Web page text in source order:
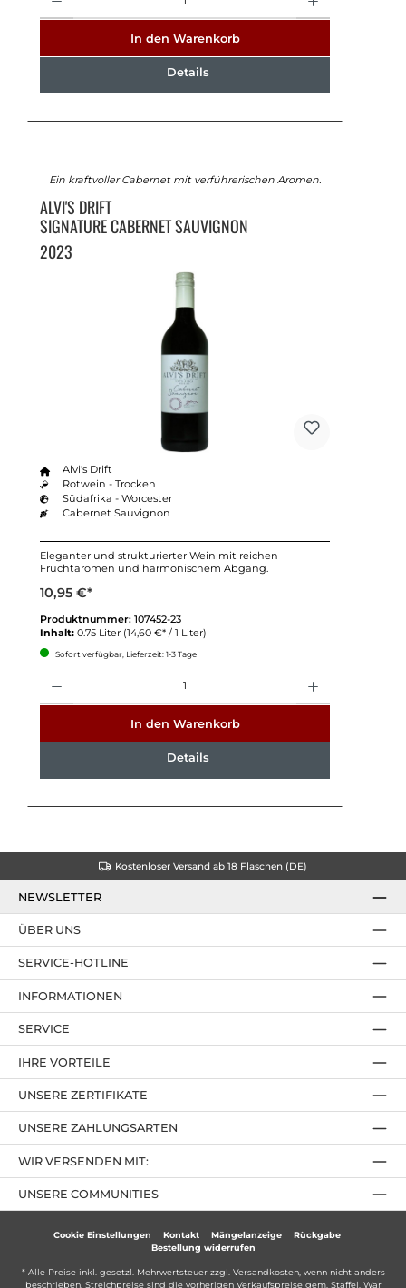
In den Warenkorb
Details
Ein kraftvoller Cabernet mit verführerischen Aromen.
ALVI'S DRIFT
SIGNATURE CABERNET SAUVIGNON
2023
Alvi's Drift
Rotwein - Trocken
Südafrika - Worcester
Cabernet Sauvignon
Eleganter und strukturierter Wein mit reichen
Fruchtaromen und harmonischem Abgang.
10,95 €*
Produktnummer: 107452-23
Inhalt: 0.75 Liter (14,60 €* / 1 Liter)
Sofort verfügbar, Lieferzeit: 1-3 Tage
In den Warenkorb
Details
Kostenloser Versand ab 18 Flaschen (DE)
NEWSLETTER
SERVICE-HOTLINE
IHRE VORTEILE
UNSERE ZAHLUNGSARTEN
ÜBER UNS
UNSERE ZERTIFIKATE
INFORMATIONEN
SERVICE
UNSERE COMMUNITIES
WIR VERSENDEN MIT:
Cookie Einstellungen Kontakt Mängelanzeige
Rückgabe
Bestellung widerrufen
* Alle Preise inkl. gesetzl. Mehrwertsteuer zzgl. Versandkosten, wenn nicht anders
beschrieben. Streichpreise sind die vorherigen Verkaufspreise gem. Staffel. War